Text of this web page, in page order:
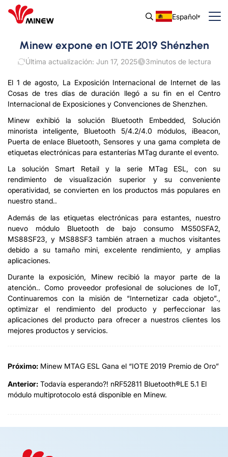
Español
Minew expone en IOTE 2019 Shénzhen
Última actualización: Jun 17, 2025 3minutos de lectura
El 1 de agosto, La Exposición Internacional de Internet de las
Cosas de tres días de duración llegó a su fin en el Centro
Internacional de Exposiciones y Convenciones de Shenzhen.
Minew exhibió la solución Bluetooth Embedded, Solución
minorista inteligente, Bluetooth 5/4.2/4.0 módulos, iBeacon,
Puerta de enlace Bluetooth, Sensores y una gama completa de
etiquetas electrónicas para estanterías MTag durante el evento.
La solución Smart Retail y la serie MTag ESL, con su
rendimiento de visualización superior y su conveniente
operatividad, se convierten en los productos más populares en
nuestro stand..
Además de las etiquetas electrónicas para estantes, nuestro
nuevo módulo Bluetooth de bajo consumo MS50SFA2,
MS88SF23, y MS88SF3 también atraen a muchos visitantes
debido a su tamaño mini, excelente rendimiento, y amplias
aplicaciones.
Durante la exposición, Minew recibió la mayor parte de la
atención.. Como proveedor profesional de soluciones de IoT,
Continuaremos con la misión de “Internetizar cada objeto”.,
optimizar el rendimiento del producto y perfeccionar las
aplicaciones del producto para ofrecer a nuestros clientes los
mejores productos y servicios.
Próximo: Minew MTAG ESL Gana el “IOTE 2019 Premio de Oro”
Anterior: Todavía esperando?! nRF52811 Bluetooth®LE 5.1 El
módulo multiprotocolo está disponible en Minew.